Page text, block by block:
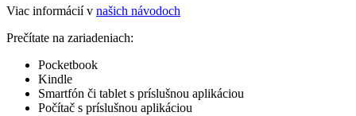
Viac informácií v našich návodoch
Prečítate na zariadeniach:
Pocketbook
Kindle
Smartfón či tablet s príslušnou aplikáciou
Počítač s príslušnou aplikáciou